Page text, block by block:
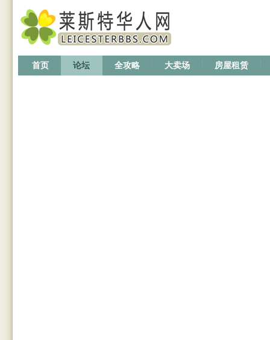
首页 论坛 全攻略 大卖场 房屋租赁